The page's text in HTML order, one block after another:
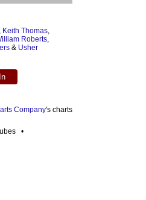
, Keith Thomas,
Roberts,
& Usher
Company's charts
•